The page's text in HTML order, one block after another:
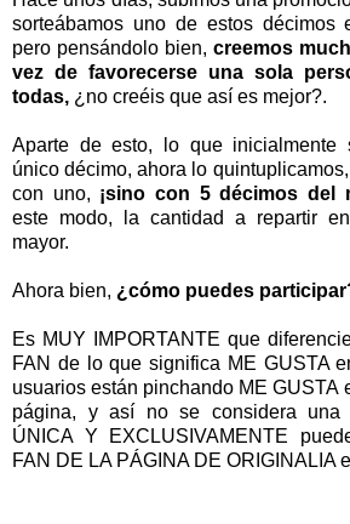
sorteábamos uno de estos décimos
pero pensándolo bien, creemos
vez de favorecerse una sola
todas, ¿no creéis que así es mejor?.
Aparte de esto, lo que inicialmente
único décimo, ahora lo
con uno, ¡sino con 5 décimos del
este modo, la cantidad a repartir
mayor.
Ahora bien, ¿cómo puedes
Es MUY IMPORTANTE que
FAN de lo que significa ME GUSTA
usuarios están pinchando ME GUSTA
página, y así no se considera una
ÚNICA Y EXCLUSIVAMENTE
FAN DE LA PÁGINA DE ORIGINALIA